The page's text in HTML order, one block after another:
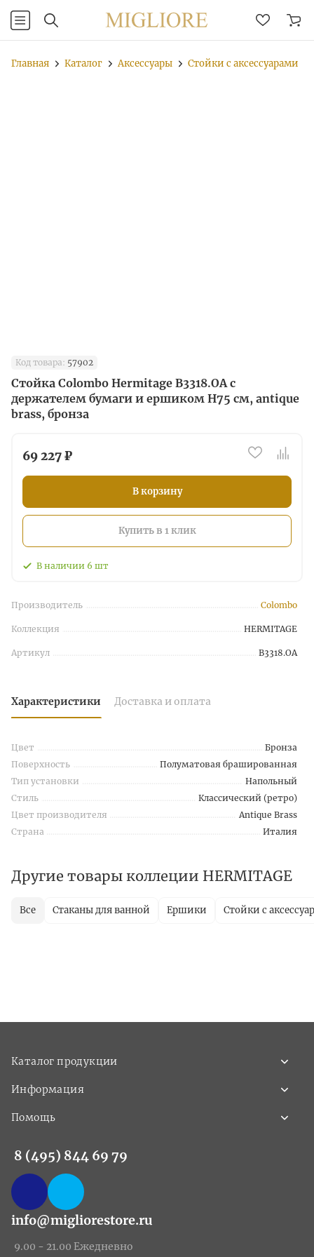
Главная Каталог Аксессуары Стойки с аксессуарами
Код товара: 57902
Стойка Colombo Hermitage B3318.OA с
держателем бумаги и ершиком H75 см, antique
brass, бронза
69 227 ₽
В корзину
Купить в 1 клик
В наличии 6 шт
Производитель Colombo
Коллекция HERMITAGE
Артикул B3318.OA
Характеристики Доставка и оплата
Цвет
Бронза
Поверхность
Полуматовая брашированная
Тип установки
Напольный
Стиль
Классический (ретро)
Цвет производителя
Antique Brass
Страна
Италия
Другие товары коллеции HERMITAGE
Все Стаканы для ванной Ершики Стойки с
Каталог продукции
Информация
Помощь
8 (495) 844 69 79
info@migliorestore.ru
9.00 - 21.00 Ежедневно